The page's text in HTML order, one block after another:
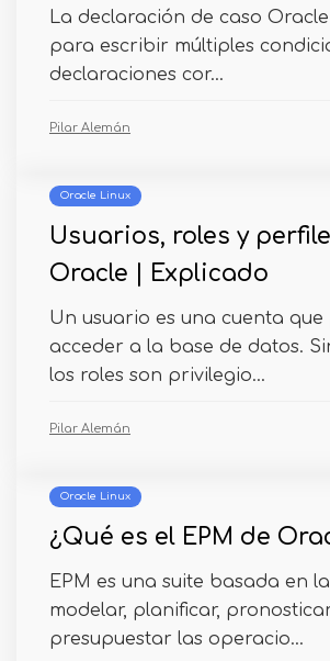
La declaración de caso
para escribir múltiples
declaraciones cor...
Pilar Alemán
Oracle Linux
Usuarios, roles y
Oracle | Explicado
Un usuario es una cuenta que
acceder a la base de datos.
los roles son privilegio...
Pilar Alemán
Oracle Linux
¿Qué es el EPM de
EPM es una suite basada en
modelar, planificar,
presupuestar las operacio...